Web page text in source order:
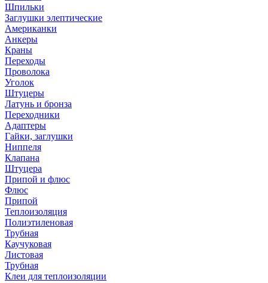
Шпильки
Заглушки элептические
Американки
Анкеры
Краны
Переходы
Проволока
Уголок
Штуцеры
Латунь и бронза
Переходники
Адаптеры
Гайки, заглушки
Ниппеля
Клапана
Штуцера
Припой и флюс
Флюс
Припой
Теплоизоляция
Полиэтиленовая
Трубная
Каучуковая
Листовая
Трубная
Клеи для теплоизоляции